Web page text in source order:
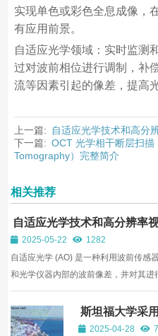
实现单色或彩色全息成像，
有应用前景。
自适应光学领域：实时监测
过对波前相位进行调制，补
流等因素引起的像差，提高
上一篇:
自适应光学技术和高分
下一篇: OCT 光学相干断层扫
Tomography）完整简介
相关推荐
自适应光学技术和高分辨率
2025-05-22
1282
自适应光学 (AO) 是一种利用波前传感
和光学仪器内部的波前像差，并对其进
而直接提高成像质量的技术。此校正通
光路长度的可变形反射镜。然而，为了
正像差，我们正在研究一种使用相位调
斯坦福大学采
示的图像质量
2025-04-28